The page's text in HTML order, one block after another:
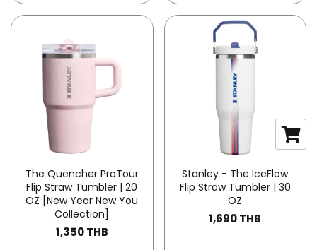
The Quencher ProTour
Flip Straw Tumbler | 20
OZ [New Year New You
Collection]
1,350 THB
Stanley - The IceFlow
Flip Straw Tumbler | 30
OZ
1,690 THB